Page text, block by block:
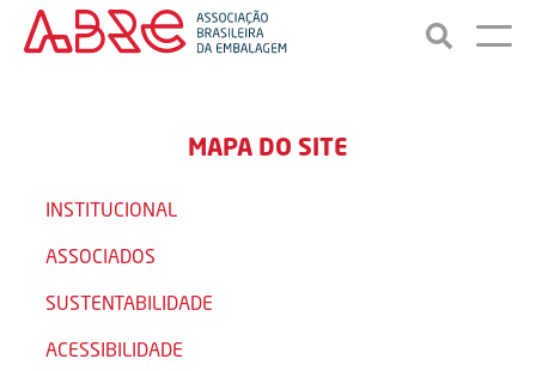
MAPA DO SITE
INSTITUCIONAL
ASSOCIADOS
SUSTENTABILIDADE
ACESSIBILIDADE